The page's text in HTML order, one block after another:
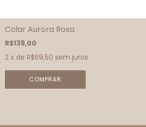
Colar Aurora Rosa
R$139,00
2 x de R$69,50 sem juros